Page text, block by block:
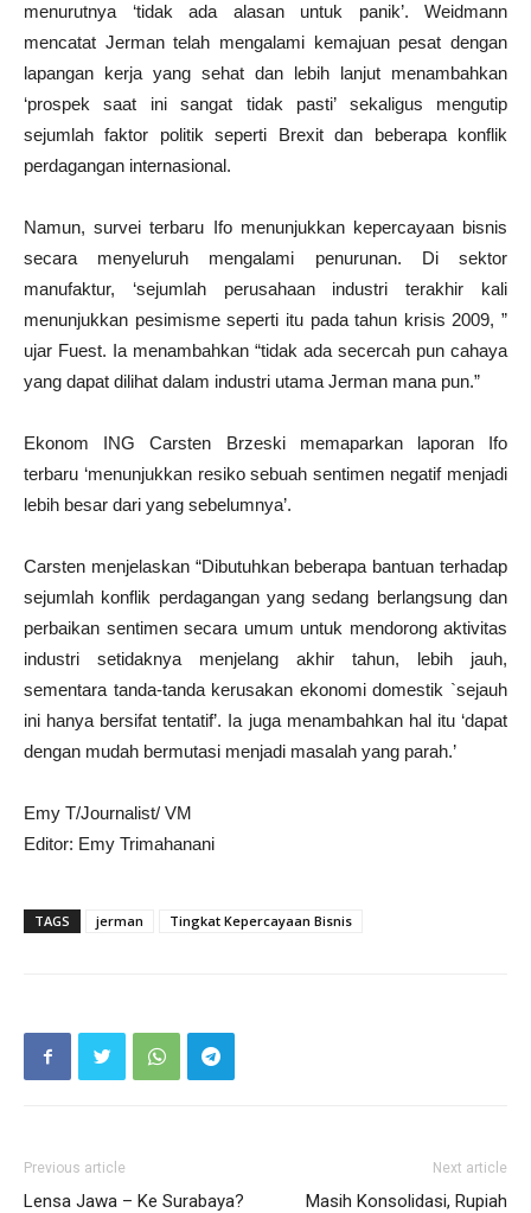
menurutnya ‘tidak ada alasan untuk panik’. Weidmann
mencatat Jerman telah mengalami kemajuan pesat dengan
lapangan kerja yang sehat dan lebih lanjut menambahkan
‘prospek saat ini sangat tidak pasti’ sekaligus mengutip
sejumlah faktor politik seperti Brexit dan beberapa konflik
perdagangan internasional.
Namun, survei terbaru Ifo menunjukkan kepercayaan bisnis
secara menyeluruh mengalami penurunan. Di sektor
manufaktur, ‘sejumlah perusahaan industri terakhir kali
menunjukkan pesimisme seperti itu pada tahun krisis 2009, ”
ujar Fuest. Ia menambahkan “tidak ada secercah pun cahaya
yang dapat dilihat dalam industri utama Jerman mana pun.”
Ekonom ING Carsten Brzeski memaparkan laporan Ifo
terbaru ‘menunjukkan resiko sebuah sentimen negatif menjadi
lebih besar dari yang sebelumnya’.
Carsten menjelaskan “Dibutuhkan beberapa bantuan terhadap
sejumlah konflik perdagangan yang sedang berlangsung dan
perbaikan sentimen secara umum untuk mendorong aktivitas
industri setidaknya menjelang akhir tahun, lebih jauh,
sementara tanda-tanda kerusakan ekonomi domestik `sejauh
ini hanya bersifat tentatif’. Ia juga menambahkan hal itu ‘dapat
dengan mudah bermutasi menjadi masalah yang parah.’
Emy T/Journalist/ VM
Editor: Emy Trimahanani
TAGS jerman Tingkat Kepercayaan Bisnis
Previous article
Lensa Jawa – Ke Surabaya?
Next article
Masih Konsolidasi, Rupiah